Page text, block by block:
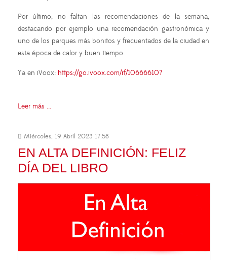
Por último, no faltan las recomendaciones de la semana,
destacando por ejemplo una recomendación gastronómica y
uno de los parques más bonitos y frecuentados de la ciudad en
esta época de calor y buen tiempo.
Ya en iVoox: https://go.ivoox.com/rf/106666107
Leer más ...
Miércoles, 19 Abril 2023 17:58
EN ALTA DEFINICIÓN: FELIZ
DÍA DEL LIBRO